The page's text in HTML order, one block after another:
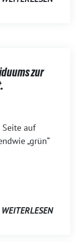
zur
Seite auf
„grün“
WEITERLESEN